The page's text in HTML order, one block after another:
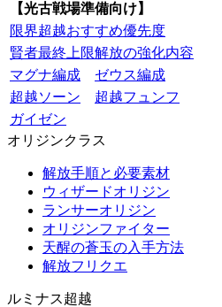
【光古戦場準備向け】
限界超越おすすめ優先度
賢者最終上限解放の強化内容
マグナ編成
ゼウス編成
超越ソーン
超越フュンフ
ガイゼン
オリジンクラス
解放手順と必要素材
ウィザードオリジン
ランサーオリジン
オリジンファイター
天醒の蒼玉の入手方法
解放フリクエ
ルミナス超越